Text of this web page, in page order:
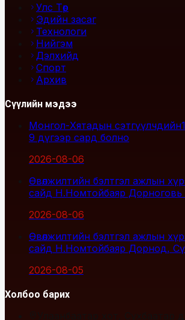
Улс Төр
Эдийн засаг
Технологи
Нийгэм
Дэлхийд
Спорт
Архив
Сүүлийн мэдээ
Монгол-Хятадын
9 дүгээр сард болно
2026-08-06
Өвөлжилтийн бэлтгэл ажлын
сайд Н.Номтойбаяр Дорноговь
2026-08-06
Өвөлжилтийн бэлтгэл ажлын
сайд Н.Номтойбаяр Дорнод,
2026-08-05
Холбоо барих